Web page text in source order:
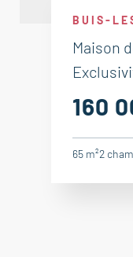
BUIS-
Maison
160
65 m²2